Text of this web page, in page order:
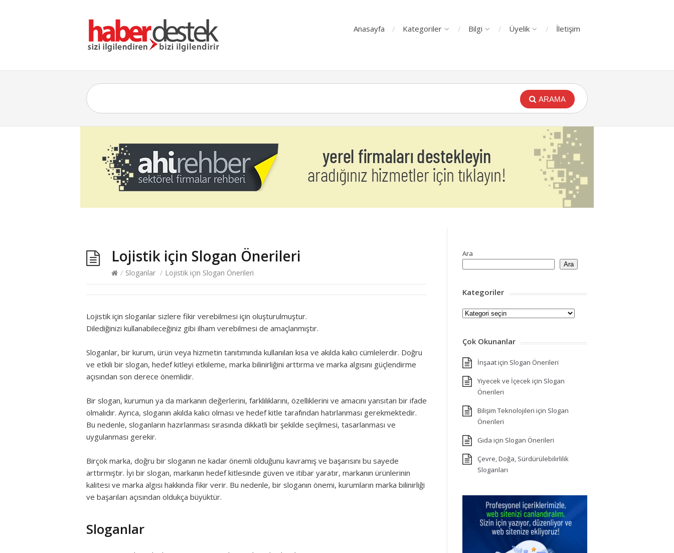
Anasayfa Kategoriler Bilgi Üyelik İletişim
ARAMA
Lojistik için Slogan Önerileri
/ Sloganlar / Lojistik için Slogan Önerileri
Lojistik için sloganlar sizlere fikir verebilmesi için oluşturulmuştur.
Dilediğinizi kullanabileceğiniz gibi ilham verebilmesi de amaçlanmıştır.
Sloganlar, bir kurum, ürün veya hizmetin tanıtımında kullanılan kısa ve akılda kalıcı cümlelerdir. Doğru
ve etkili bir slogan, hedef kitleyi etkileme, marka bilinirliğini arttırma ve marka algısını güçlendirme
açısından son derece önemlidir.
Bir slogan, kurumun ya da markanın değerlerini, farklılıklarını, özelliklerini ve amacını yansıtan bir ifade
olmalıdır. Ayrıca, sloganın akılda kalıcı olması ve hedef kitle tarafından hatırlanması gerekmektedir.
Bu nedenle, sloganların hazırlanması sırasında dikkatli bir şekilde seçilmesi, tasarlanması ve
uygulanması gerekir.
Birçok marka, doğru bir sloganın ne kadar önemli olduğunu kavramış ve başarısını bu sayede
arttırmıştır. İyi bir slogan, markanın hedef kitlesinde güven ve itibar yaratır, markanın ürünlerinin
kalitesi ve marka algısı hakkında fikir verir. Bu nedenle, bir sloganın önemi, kurumların marka bilinirliği
ve başarıları açısından oldukça büyüktür.
Sloganlar
Ara
Ara
Kategoriler
Kategoriler
Çok Okunanlar
İnşaat için Slogan Önerileri
Yiyecek ve İçecek için Slogan
Önerileri
Bilişim Teknolojileri için Slogan
Önerileri
Gıda için Slogan Önerileri
Çevre, Doğa, Sürdürülebilirlilik
Sloganları